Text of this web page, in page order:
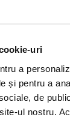
uri
a
și pentru a
de
ul nostru.